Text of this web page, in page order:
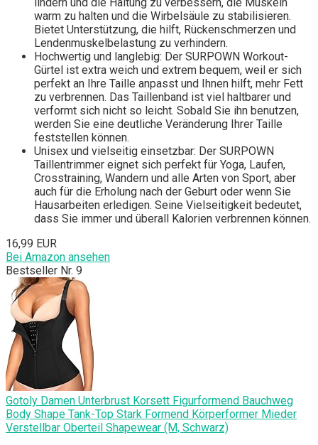
warm zu halten und die Wirbelsäule zu stabilisieren.
Bietet Unterstützung, die hilft, Rückenschmerzen und
Lendenmuskelbelastung zu verhindern.
Hochwertig und langlebig: Der SURPOWN Workout-
Gürtel ist extra weich und extrem bequem, weil er sich
perfekt an Ihre Taille anpasst und Ihnen hilft, mehr Fett
zu verbrennen. Das Taillenband ist viel haltbarer und
verformt sich nicht so leicht. Sobald Sie ihn benutzen,
werden Sie eine deutliche Veränderung Ihrer Taille
feststellen können.
Unisex und vielseitig einsetzbar: Der SURPOWN
Taillentrimmer eignet sich perfekt für Yoga, Laufen,
Crosstraining, Wandern und alle Arten von Sport, aber
auch für die Erholung nach der Geburt oder wenn Sie
Hausarbeiten erledigen. Seine Vielseitigkeit bedeutet,
dass Sie immer und überall Kalorien verbrennen können.
16,99 EUR
Bei Amazon ansehen
Bestseller Nr. 9
Gotoly Damen Unterbrust Korsett Figurformend Bauchweg
Body Shape Tank-Top Stark Formend Körperformer Mieder
Verstellbar Oberteil Shapewear (M, Schwarz)